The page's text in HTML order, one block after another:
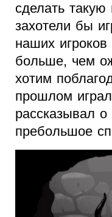
сделать такую
захотели бы
наших
больше, чем
хотим
прошлом
рассказывал
пребольшое